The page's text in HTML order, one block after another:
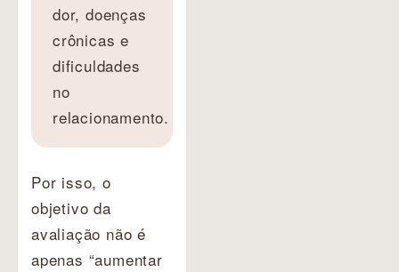
dor, doenças
crônicas e
dificuldades
no
relacionamento.
Por isso, o
objetivo da
avaliação não é
apenas “aumentar